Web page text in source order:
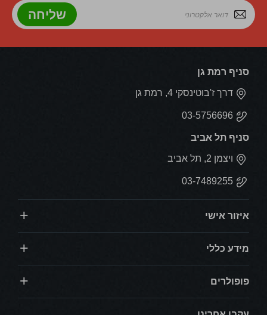
שליחה
סניף רמת גן
דרך ז'בוטינסקי 4, רמת גן
03-5756696
סניף תל אביב
ויצמן 2, תל אביב
03-7489255
איזור אישי
מידע כללי
פופולרים